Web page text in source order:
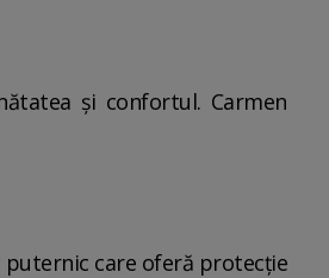
și confortul. Carmen
care oferă protecție